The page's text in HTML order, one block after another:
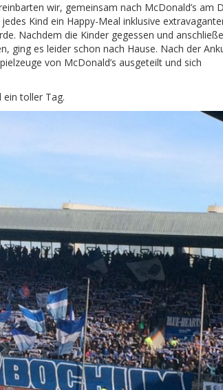
wir, gemeinsam nach McDonald’s am
Kind ein Happy-Meal inklusive
Nachdem die Kinder gegessen und
ging es leider schon nach Hause. Nach der
von McDonald’s ausgeteilt und sich
ein toller Tag.